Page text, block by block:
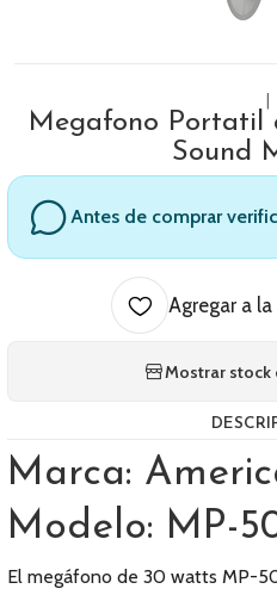
Megafono Portatil
Sound
Antes de comprar
Agregar a
Mostrar stock
Marca:
Modelo: MP-
El megáfono de 30 watts MP-